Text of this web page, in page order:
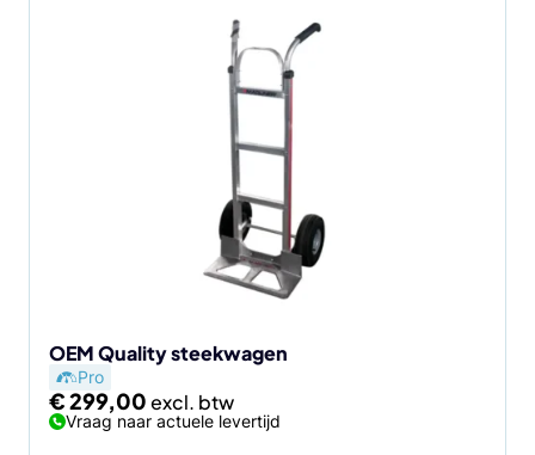
OEM Quality steekwagen
Pro
€299,00
Vraag naar actuele levertijd